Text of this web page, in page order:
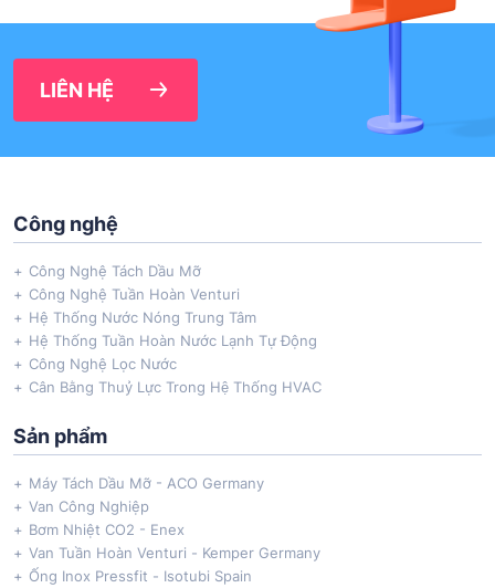
LIÊN HỆ
Công nghệ
Công Nghệ Tách Dầu Mỡ
Công Nghệ Tuần Hoàn Venturi
Hệ Thống Nước Nóng Trung Tâm
Hệ Thống Tuần Hoàn Nước Lạnh Tự Động
Công Nghệ Lọc Nước
Cân Bằng Thuỷ Lực Trong Hệ Thống HVAC
Sản phẩm
Máy Tách Dầu Mỡ - ACO Germany
Van Công Nghiệp
Bơm Nhiệt CO2 - Enex
Van Tuần Hoàn Venturi - Kemper Germany
Ống Inox Pressfit - Isotubi Spain